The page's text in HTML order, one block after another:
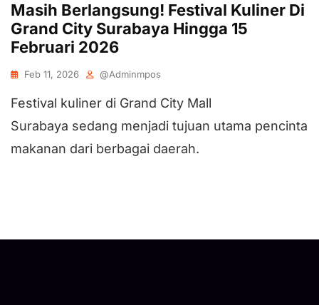
Masih Berlangsung! Festival Kuliner Di
Grand City Surabaya Hingga 15
Februari 2026
Feb 11, 2026 @adminmpos
Festival kuliner di Grand City Mall
Surabaya sedang menjadi tujuan utama pencinta
makanan dari berbagai daerah.